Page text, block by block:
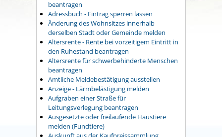
beantragen
Adressbuch - Eintrag sperren lassen
Änderung des Wohnsitzes innerhalb
derselben Stadt oder Gemeinde melden
Altersrente - Rente bei vorzeitigem Eintritt in
den Ruhestand beantragen
Altersrente für schwerbehinderte Menschen
beantragen
Amtliche Meldebestätigung ausstellen
Anzeige - Lärmbelästigung melden
Aufgraben einer Straße für
Leitungsverlegung beantragen
Ausgesetzte oder freilaufende Haustiere
melden (Fundtiere)